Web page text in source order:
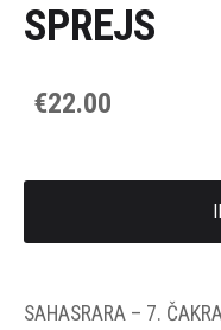
SPREJS
€22.00
SAHASRARA – 7.